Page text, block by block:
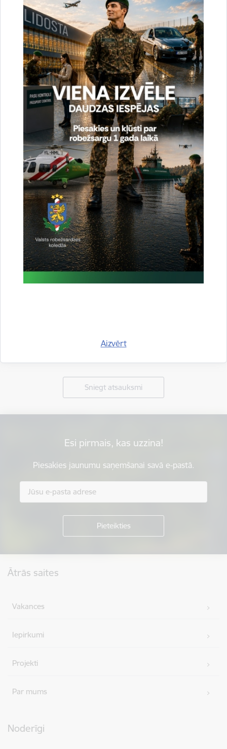
Aizvērt
Sagatavoja:
Valsts robežsardzes Eiropas Savienības lietu pārvaldes Kopīgo
operāciju nodaļa
Saistītas tēmas
Aktualitātes: Jaunumi
Drukāt lapu
Dalīties
Sniegt atsauksmi
Esi pirmais, kas uzzina!
Piesakies jaunumu saņemšanai savā e-pastā.
Ātrās saites
Vakances
Iepirkumi
Projekti
Par mums
Noderīgi